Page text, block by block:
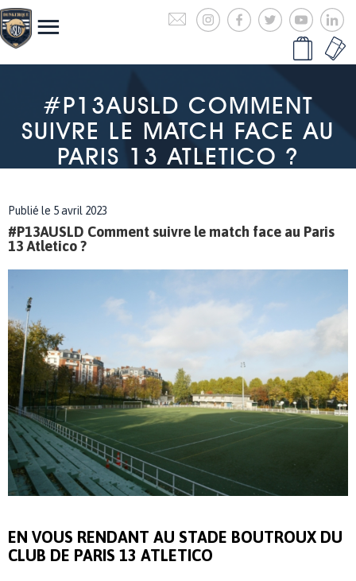
#P13AUSLD COMMENT
SUIVRE LE MATCH FACE AU
PARIS 13 ATLETICO ?
Publié le 5 avril 2023
#P13AUSLD Comment suivre le match face au Paris
13 Atletico ?
EN VOUS RENDANT AU STADE BOUTROUX DU
CLUB DE PARIS 13 ATLETICO